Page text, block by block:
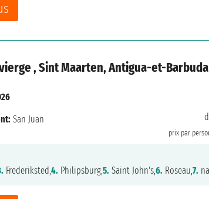
, Sint Maarten, Antigua-et-
prix par
San Juan
Frederiksted,4. Philipsburg,5. Saint John's,6. Roseau,7.